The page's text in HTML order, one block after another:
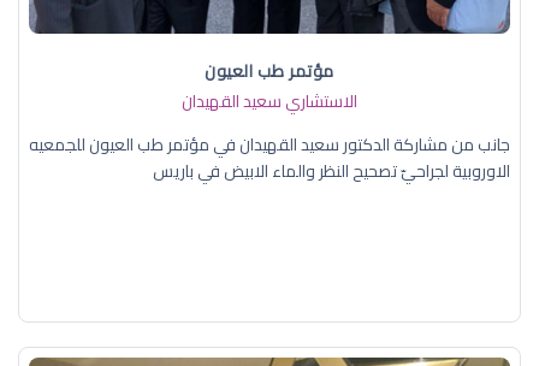
مؤتمر طب العيون
الاستشاري سعيد القهيدان
جانب من مشاركة الدكتور سعيد القهيدان في مؤتمر طب العيون للجمعيه
الاوروبية لجراحيّ تصحيح النظر والماء الابيض في باريس